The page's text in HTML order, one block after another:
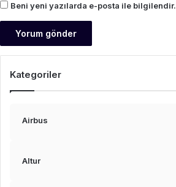
Beni yeni yazılarda e-posta ile bilgilendir.
Kategoriler
Airbus
Altur